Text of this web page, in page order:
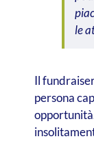
le
Il
persona